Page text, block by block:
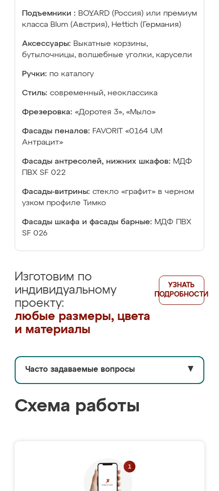
Подъемники : BOYARD (Россия) или премиум
класса Blum (Австрия), Hettich (Германия)
Аксессуары: Выкатные корзины,
бутылочницы, волшебные уголки, карусели
Ручки: по каталогу
Стиль: современный, неоклассика
Фрезеровка: «Доротея 3», «Мыло»
Фасады пеналов: FAVORIT «0164 UM
Антрацит»
Фасады антресолей, нижних шкафов: МДФ
ПВХ SF 022
Фасады-витрины: стекло «графит» в черном
узком профиле Тимко
Фасады шкафа и фасады барные: МДФ ПВХ
SF 026
Изготовим по
индивидуальному
проекту:
любые размеры, цвета
и материалы
УЗНАТЬ
ПОДРОБНОСТИ
Часто задаваемые вопросы ▼
Схема работы